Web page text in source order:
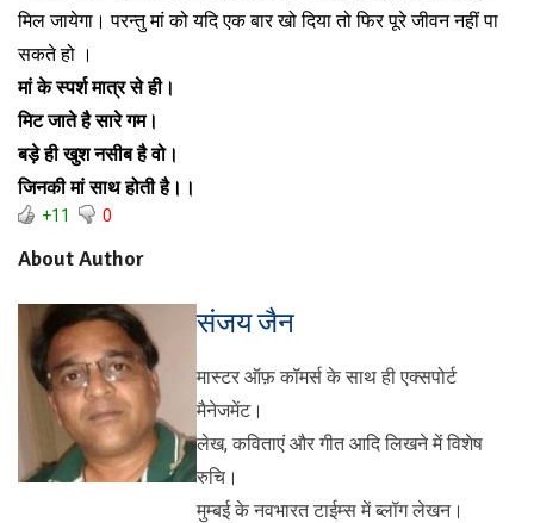
मिल जायेगा। परन्तु मां को यदि एक बार खो दिया तो फिर पूरे जीवन नहीं पा
सकते हो ।
मां के स्पर्श मात्र से ही।
मिट जाते है सारे गम।
बड़े ही खुश नसीब है वो।
जिनकी मां साथ होती है।।
+11 0
About Author
संजय जैन
मास्टर ऑफ़ कॉमर्स के साथ ही एक्सपोर्ट
मैनेजमेंट।
लेख, कविताएं और गीत आदि लिखने में विशेष
रुचि।
मुम्बई के नवभारत टाईम्स में ब्लॉग लेखन।